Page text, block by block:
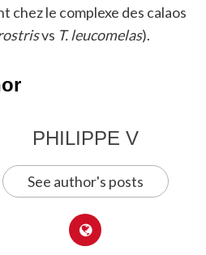
chez le complexe des calaos
vs T. leucomelas).
PHILIPPE V
See author's posts